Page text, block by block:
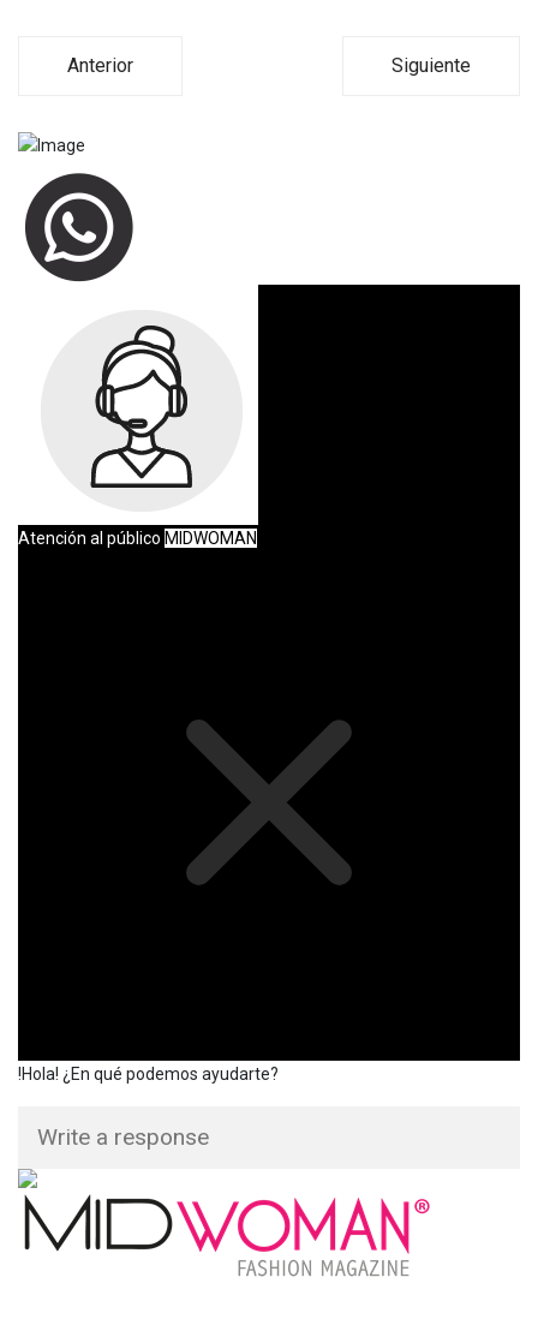
Anterior Siguiente
Atención al público MIDWOMAN
!Hola! ¿En qué podemos ayudarte?